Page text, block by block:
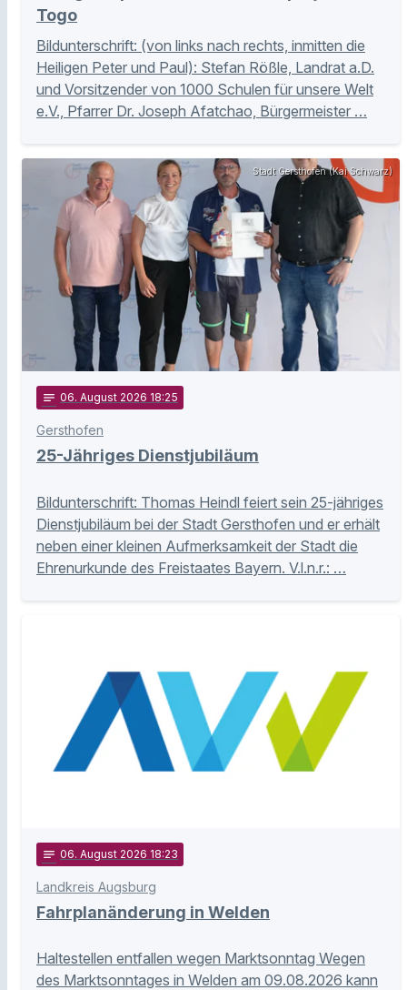
Togo
Bildunterschrift: (von links nach rechts, inmitten die
Heiligen Peter und Paul): Stefan Rößle, Landrat a.D.
und Vorsitzender von 1000 Schulen für unsere Welt
e.V., Pfarrer Dr. Joseph Afatchao, Bürgermeister …
Stadt Gersthofen (Kai Schwarz)
notes 06. August 2026 18:25
Gersthofen
25-Jähriges Dienstjubiläum
Bildunterschrift: Thomas Heindl feiert sein 25-jähriges
Dienstjubiläum bei der Stadt Gersthofen und er erhält
neben einer kleinen Aufmerksamkeit der Stadt die
Ehrenurkunde des Freistaates Bayern. V.l.n.r.: …
notes 06. August 2026 18:23
Landkreis Augsburg
Fahrplanänderung in Welden
Haltestellen entfallen wegen Marktsonntag Wegen
des Marktsonntages in Welden am 09.08.2026 kann